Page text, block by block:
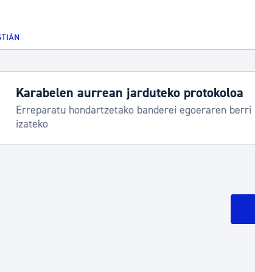
eta gai pertsonalak
Aste Nagusia 2026: egitaraua
Abuztuak 8-15